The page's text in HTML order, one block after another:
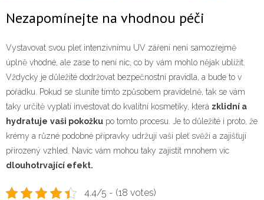
Nezapomínejte na vhodnou péči
Vystavovat svou pleť intenzivnímu UV záření není samozřejmě
úplně vhodné, ale zase to není nic, co by vám mohlo nějak ublížit.
Vždycky je důležité dodržovat bezpečnostní pravidla, a bude to v
pořádku. Pokud se sluníte tímto způsobem pravidelně, tak se vám
taky určitě vyplatí investovat do kvalitní kosmetiky, která zklidní a
hydratuje vaši pokožku po tomto procesu. Je to důležité i proto, že
krémy a různé podobné přípravky udržují vaši pleť svěží a zajišťují
přirozený vzhled. Navíc vám mohou taky zajistit mnohem víc
dlouhotrvající efekt.
4.4/5 - (18 votes)